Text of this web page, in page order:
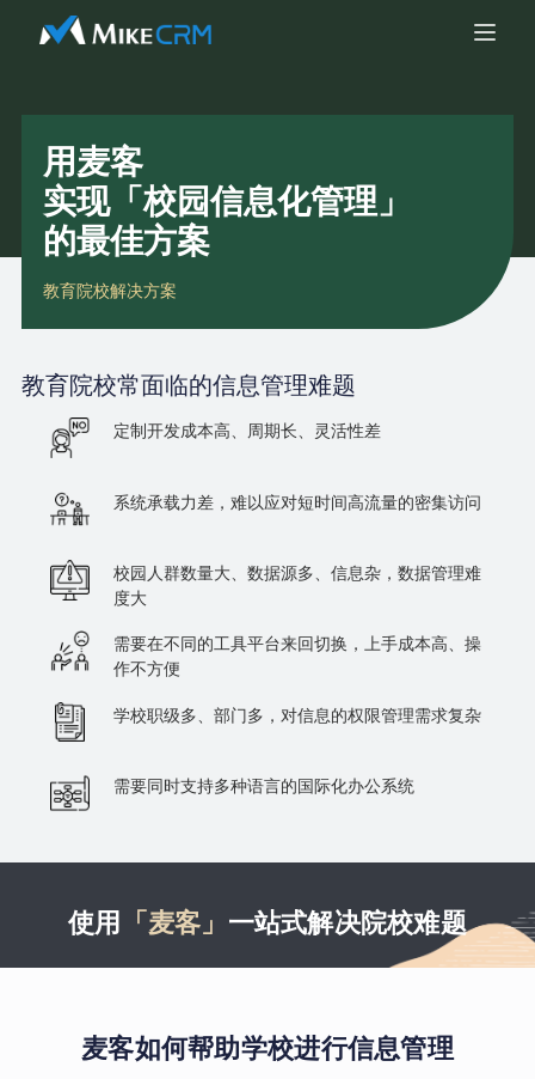
用麦客
实现「校园信息化管理」
的最佳方案
教育院校解决方案
教育院校常面临的信息管理难题
定制开发成本高、周期长、灵活性差
系统承载力差，难以应对短时间高流量的密集访问
校园人群数量大、数据源多、信息杂，数据管理难
度大
需要在不同的工具平台来回切换，上手成本高、操
作不方便
学校职级多、部门多，对信息的权限管理需求复杂
需要同时支持多种语言的国际化办公系统
使用 「麦客」 一站式解决院校难题
麦客如何帮助学校进行信息管理